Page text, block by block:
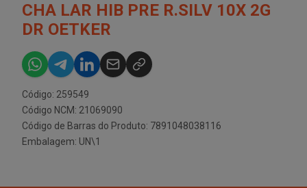
CHA LAR HIB PRE R.SILV 10X 2G
DR OETKER
Código: 259549
Código NCM: 21069090
Código de Barras do Produto: 7891048038116
Embalagem: UN\1